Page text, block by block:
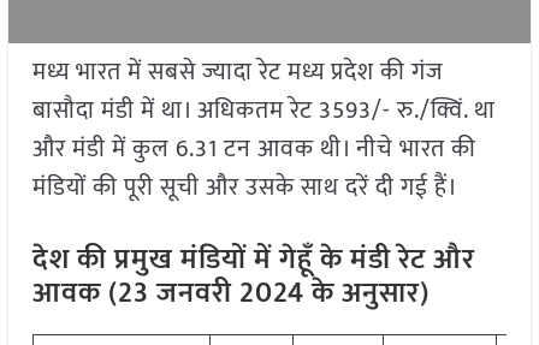
मध्य भारत में सबसे ज्यादा रेट मध्य प्रदेश की गंज
बासौदा मंडी में था। अधिकतम रेट 3593/- रु./क्विं. था
और मंडी में कुल 6.31 टन आवक थी। नीचे भारत की
मंडियों की पूरी सूची और उसके साथ दरें दी गई हैं।
देश की प्रमुख मंडियों में गेहूँ के मंडी रेट और
आवक (23 जनवरी 2024 के अनुसार)